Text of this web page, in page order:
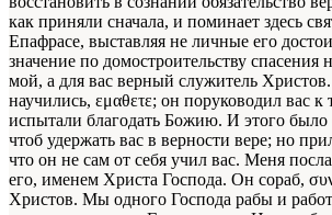
как приняли сначала, и поминает здесь
Епафрасе, выставляя не личные его
значение по домостроительству спасения
мой, а для вас верный служитель
научились, εμαθετε; он поруководил вас
испытали благодать Божию. И этого было
чтоб удержать вас в верности вере; но
что он не сам от себя учил вас. Меня
его, именем Христа Господа. Он сораб,
Христов. Мы одного Господа рабы и